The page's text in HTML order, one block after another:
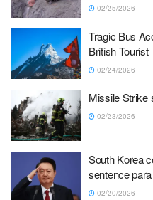
02/25/2026
Tragic Bus
British Tourist
02/24/2026
Missile Strike
02/23/2026
South Korea
sentence
02/20/2026